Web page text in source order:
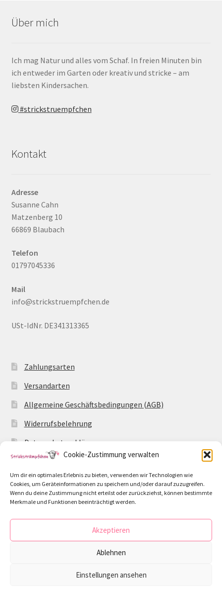
Cookie-Zustimmung verwalten
Um dir ein optimales Erlebnis zu bieten, verwenden wir Technologien wie
Cookies, um Geräteinformationen zu speichern und/oder darauf zuzugreifen.
Wenn du deine Zustimmung nicht erteilst oder zurückziehst, können bestimmte
Merkmale und Funktionen beeinträchtigt werden.
Akzeptieren
Ablehnen
Einstellungen ansehen
Über mich
Ich mag Natur und alles vom Schaf. In freien Minuten bin
ich entweder im Garten oder kreativ und stricke – am
liebsten Kindersachen.
#strickstruempfchen
Kontakt
Adresse
Susanne Cahn
Matzenberg 10
66869 Blaubach
Telefon
01797045336
Mail
info@strickstruempfchen.de
USt-IdNr. DE341313365
Zahlungsarten
Versandarten
Allgemeine Geschäftsbedingungen (AGB)
Widerrufsbelehrung
Datenschutzerklärung
Impressum
Cookie-Richtlinie (EU)
© Strickstrümpfchen 2026
Erstellt mit WooCommerce